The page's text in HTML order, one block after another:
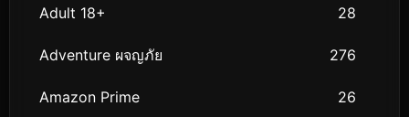
Adult 18+ 28
Adventure ผจญภัย 276
Amazon Prime 26